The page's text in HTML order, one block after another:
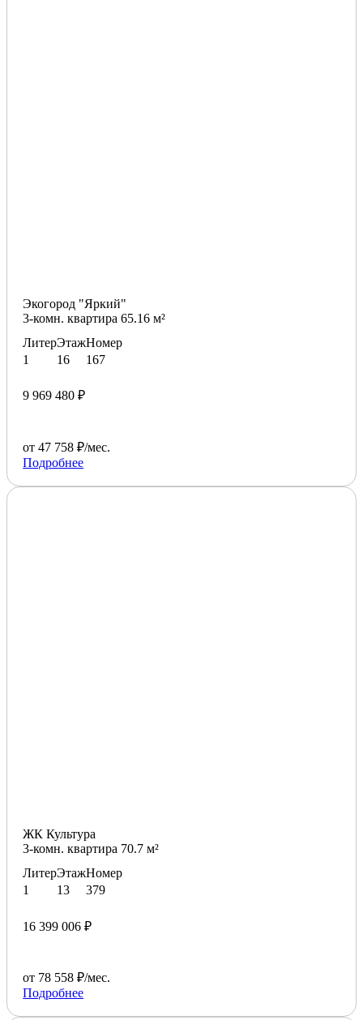
Экогород "Яркий"
3-комн. квартира 65.16 м²
Литер
1
Этаж
16
Номер
167
9 969 480 ₽
от 47 758 ₽/мес.
Подробнее
ЖК Культура
3-комн. квартира 70.7 м²
Литер
1
Этаж
13
Номер
379
16 399 006 ₽
от 78 558 ₽/мес.
Подробнее